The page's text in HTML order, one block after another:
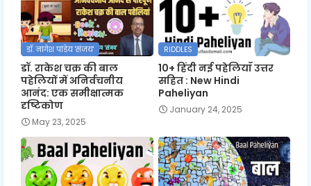
डॉ. नागेश पांडेय 'संजय'
डॉ. राकेश चक्र की बाल
पहेलियों में अनिर्वचनीय
आनंद: एक समीक्षात्मक
दृष्टिकोण
May 23, 2025
RIDDLES
10+ हिंदी नई पहेलियाँ उत्तर
सहित : New Hindi
Paheliyan
January 24, 2025